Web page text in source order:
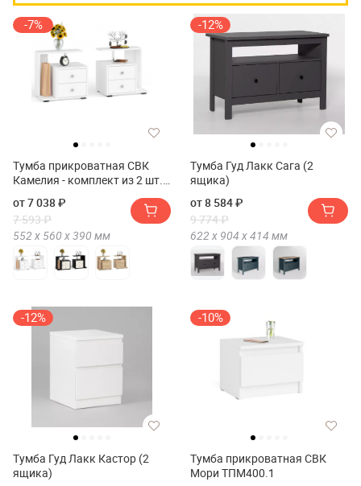
-7%
Тумба прикроватная СВК
Камелия - комплект из 2 шт.
от 7 038 ₽
7 593 ₽
552 х 560 х390 мм
-12%
Тумба Гуд Лакк Сага (2
ящика)
от 8 584 ₽
9 774 ₽
622 х 904 х414 мм
-12%
Тумба Гуд Лакк Кастор (2
ящика)
-10%
Тумба прикроватная СВК
Мори ТПМ400.1